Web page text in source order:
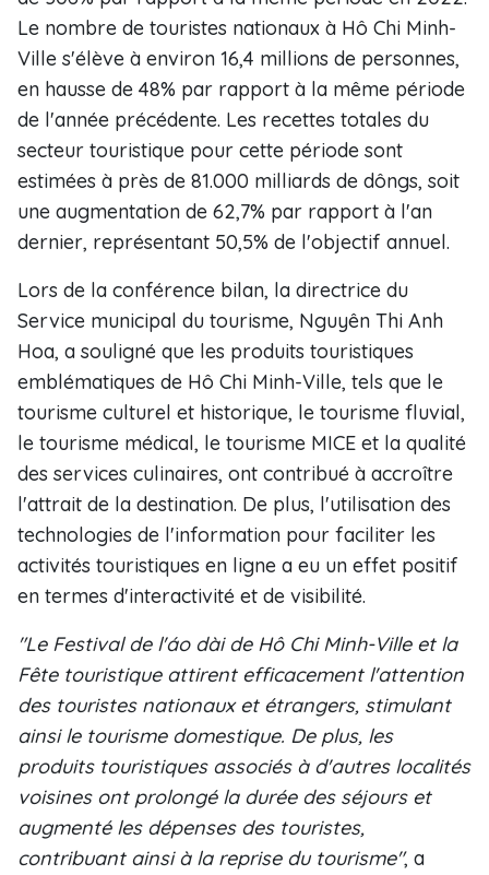
Le nombre de touristes nationaux à Hô Chi Minh-
Ville s'élève à environ 16,4 millions de personnes,
en hausse de 48% par rapport à la même période
de l'année précédente. Les recettes totales du
secteur touristique pour cette période sont
estimées à près de 81.000 milliards de dôngs, soit
une augmentation de 62,7% par rapport à l'an
dernier, représentant 50,5% de l'objectif annuel.
Lors de la conférence bilan, la directrice du
Service municipal du tourisme, Nguyên Thi Anh
Hoa, a souligné que les produits touristiques
emblématiques de Hô Chi Minh-Ville, tels que le
tourisme culturel et historique, le tourisme fluvial,
le tourisme médical, le tourisme MICE et la qualité
des services culinaires, ont contribué à accroître
l'attrait de la destination. De plus, l'utilisation des
technologies de l'information pour faciliter les
activités touristiques en ligne a eu un effet positif
en termes d'interactivité et de visibilité.
"Le Festival de l'áo dài de Hô Chi Minh-Ville et la
Fête touristique attirent efficacement l'attention
des touristes nationaux et étrangers, stimulant
ainsi le tourisme domestique. De plus, les
produits touristiques associés à d'autres localités
voisines ont prolongé la durée des séjours et
augmenté les dépenses des touristes,
contribuant ainsi à la reprise du tourisme", a